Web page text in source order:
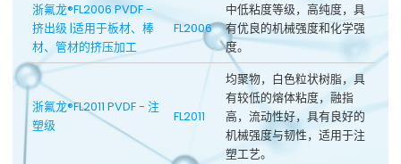
浙氟龙®FL2006 PVDF -
挤出级 |适用于板材、棒
材、管材的挤压加工
FL2006
中低粘度等级，高纯度，具
有优良的机械强度和化学强
度。
浙氟龙®FL2011 PVDF - 注
塑级
FL2011
均聚物，白色粒状树脂，具
有较低的熔体粘度，融指
高，流动性好，具有良好的
机械强度与韧性，适用于注
塑工艺。